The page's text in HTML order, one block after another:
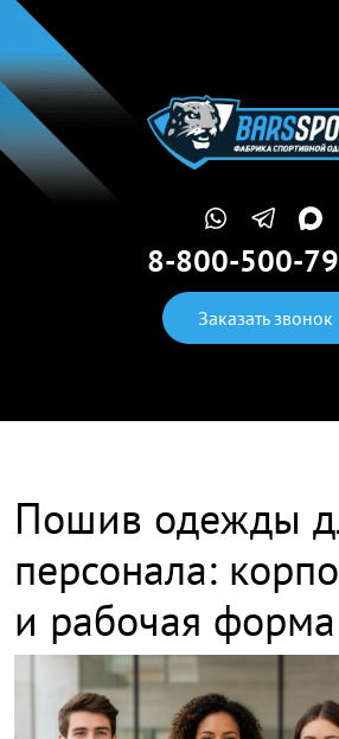
8-800-500-
Заказать звонок
Пошив одежды
персонала:
и рабочая